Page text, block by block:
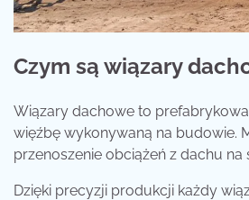
Czym są wiązary
Wiązary dachowe to
więźbę wykonywaną na budowie.
przenoszenie obciążeń z dachu na
Dzięki precyzji produkcji każdy